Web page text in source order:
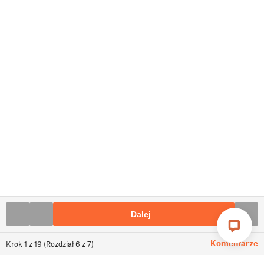
Krok 1 z19 (Rozdział6 z7) Komentarze
Dalej